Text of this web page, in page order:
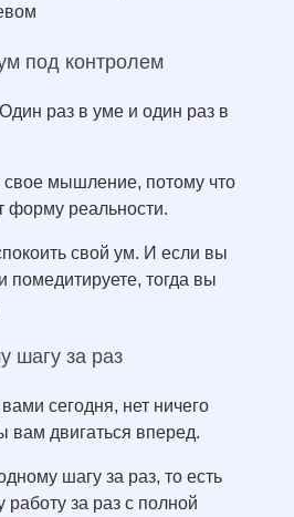
под контролем
раз в уме и один раз в
свое мышление, потому что
реальности.
свой ум. И если вы
помедитируете, тогда вы
шагу за раз
сегодня, нет ничего
вам двигаться вперед.
шагу за раз, то есть
работу за раз с полной